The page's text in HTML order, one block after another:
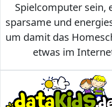
Spielcomputer sein,
sparsame und
um damit das
etwas im